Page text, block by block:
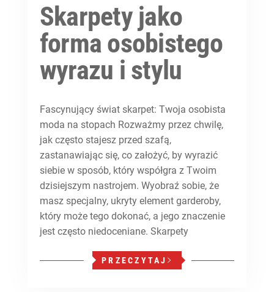
Skarpety jako
forma osobistego
wyrazu i stylu
Fascynujący świat skarpet: Twoja osobista
moda na stopach Rozważmy przez chwilę,
jak często stajesz przed szafą,
zastanawiając się, co założyć, by wyrazić
siebie w sposób, który współgra z Twoim
dzisiejszym nastrojem. Wyobraź sobie, że
masz specjalny, ukryty element garderoby,
który może tego dokonać, a jego znaczenie
jest często niedoceniane. Skarpety
PRZECZYTAJ